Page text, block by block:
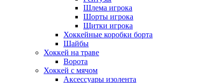
Шлема игрока
Шорты игрока
Щитки игрока
Хоккейные коробки борта
Шайбы
Хоккей на траве
Ворота
Хоккей с мячом
Аксессуары изолента